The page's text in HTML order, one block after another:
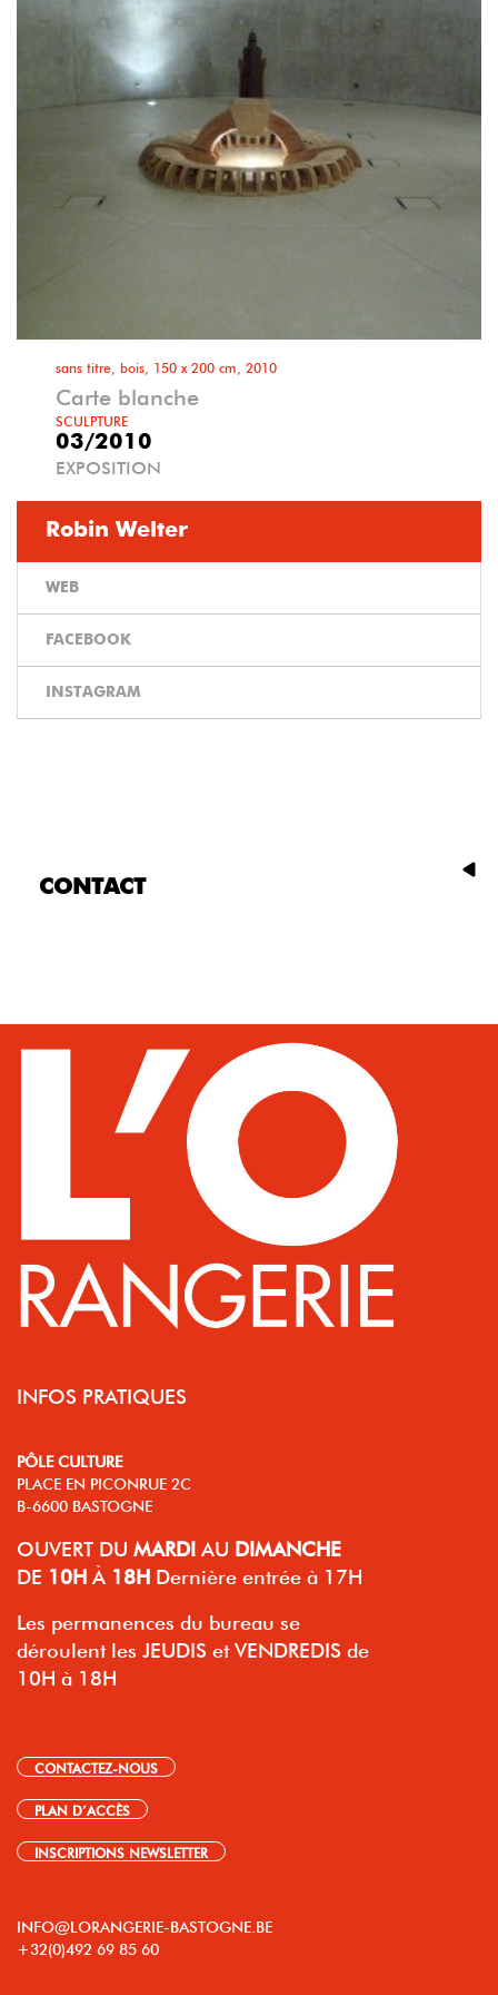
sans titre, bois, 150 x 200 cm, 2010
Carte blanche
SCULPTURE
03/2010
EXPOSITION
Robin Welter
WEB
FACEBOOK
INSTAGRAM
CONTACT
INFOS PRATIQUES
PÔLE CULTURE
PLACE EN PICONRUE 2C
B-6600 BASTOGNE
OUVERT DU MARDI AU DIMANCHE
DE 10H À 18H Dernière entrée à 17H
Les permanences du bureau se
déroulent les JEUDIS et VENDREDIS de
10H à 18H
CONTACTEZ-NOUS
PLAN D’ACCÈS
INSCRIPTIONS NEWSLETTER
INFO@LORANGERIE-BASTOGNE.BE
+32(0)492 69 85 60